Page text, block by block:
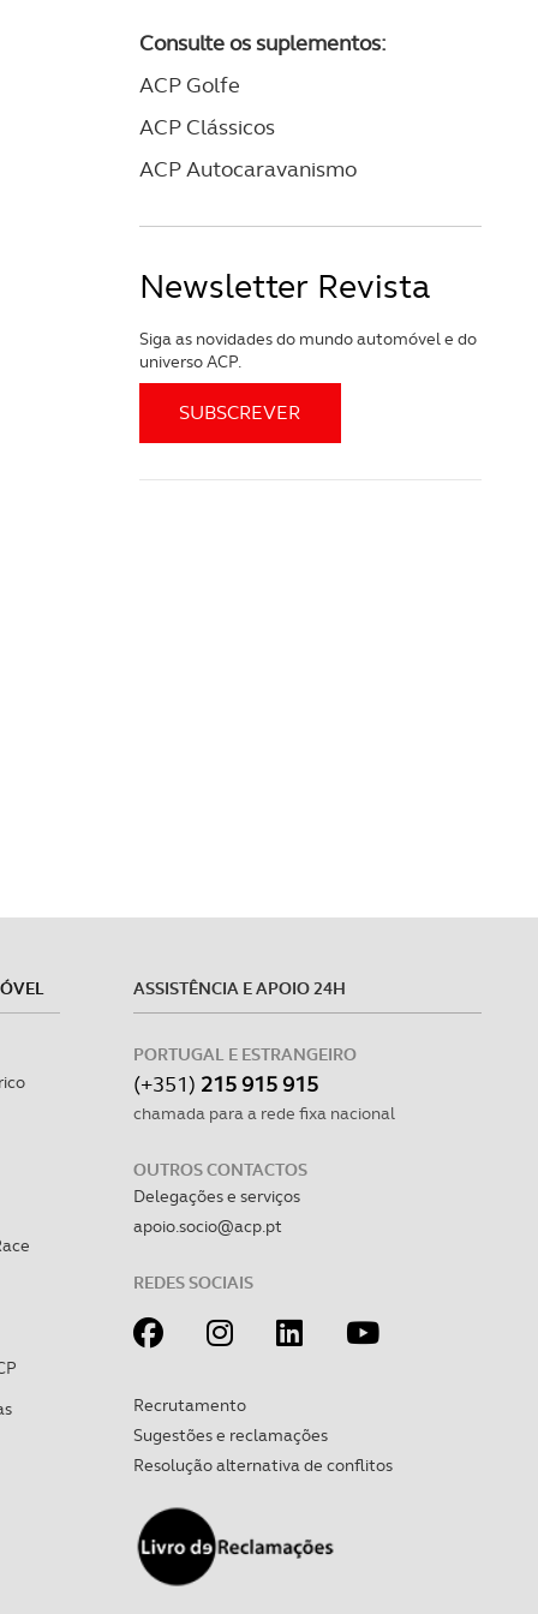
com o seu
Consulte os suplementos:
ACP Golfe
ACP Clássicos
ACP Autocaravanismo
Newsletter Revista
Siga as novidades do mundo automóvel e do
universo ACP.
ASSISTÊNCIA E APOIO 24H
PORTUGAL E ESTRANGEIRO
(+351) 215 915 915
chamada para a rede fixa nacional
OUTROS CONTACTOS
Delegações e serviços
apoio.socio@acp.pt
REDES SOCIAIS
Recrutamento
Sugestões e reclamações
Resolução alternativa de conflitos